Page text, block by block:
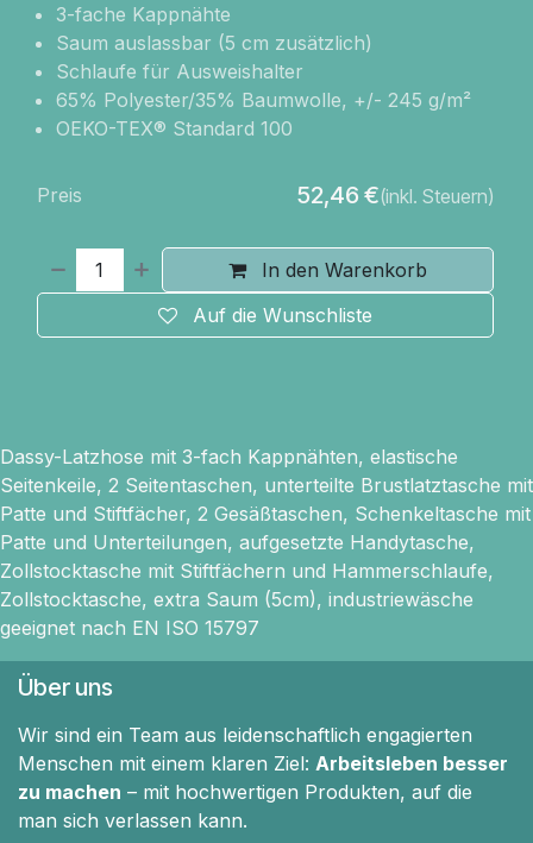
3-fache Kappnähte
Saum auslassbar (5 cm zusätzlich)
Schlaufe für Ausweishalter
65% Polyester/35% Baumwolle, +/- 245 g/m²
OEKO-TEX® Standard 100
In den Warenkorb
Auf die Wunschliste
Preis 52,46 €(inkl. Steuern)
Dassy-Latzhose mit 3-fach Kappnähten, elastische
Seitenkeile, 2 Seitentaschen, unterteilte Brustlatztasche mit
Patte und Stiftfächer, 2 Gesäßtaschen, Schenkeltasche mit
Patte und Unterteilungen, aufgesetzte Handytasche,
Zollstocktasche mit Stiftfächern und Hammerschlaufe,
Zollstocktasche, extra Saum (5cm), industriewäsche
geeignet nach EN ISO 15797
Über uns
Wir sind ein Team aus leidenschaftlich engagierten
Menschen mit einem klaren Ziel: Arbeitsleben besser
zu machen – mit hochwertigen Produkten, auf die
man sich verlassen kann.